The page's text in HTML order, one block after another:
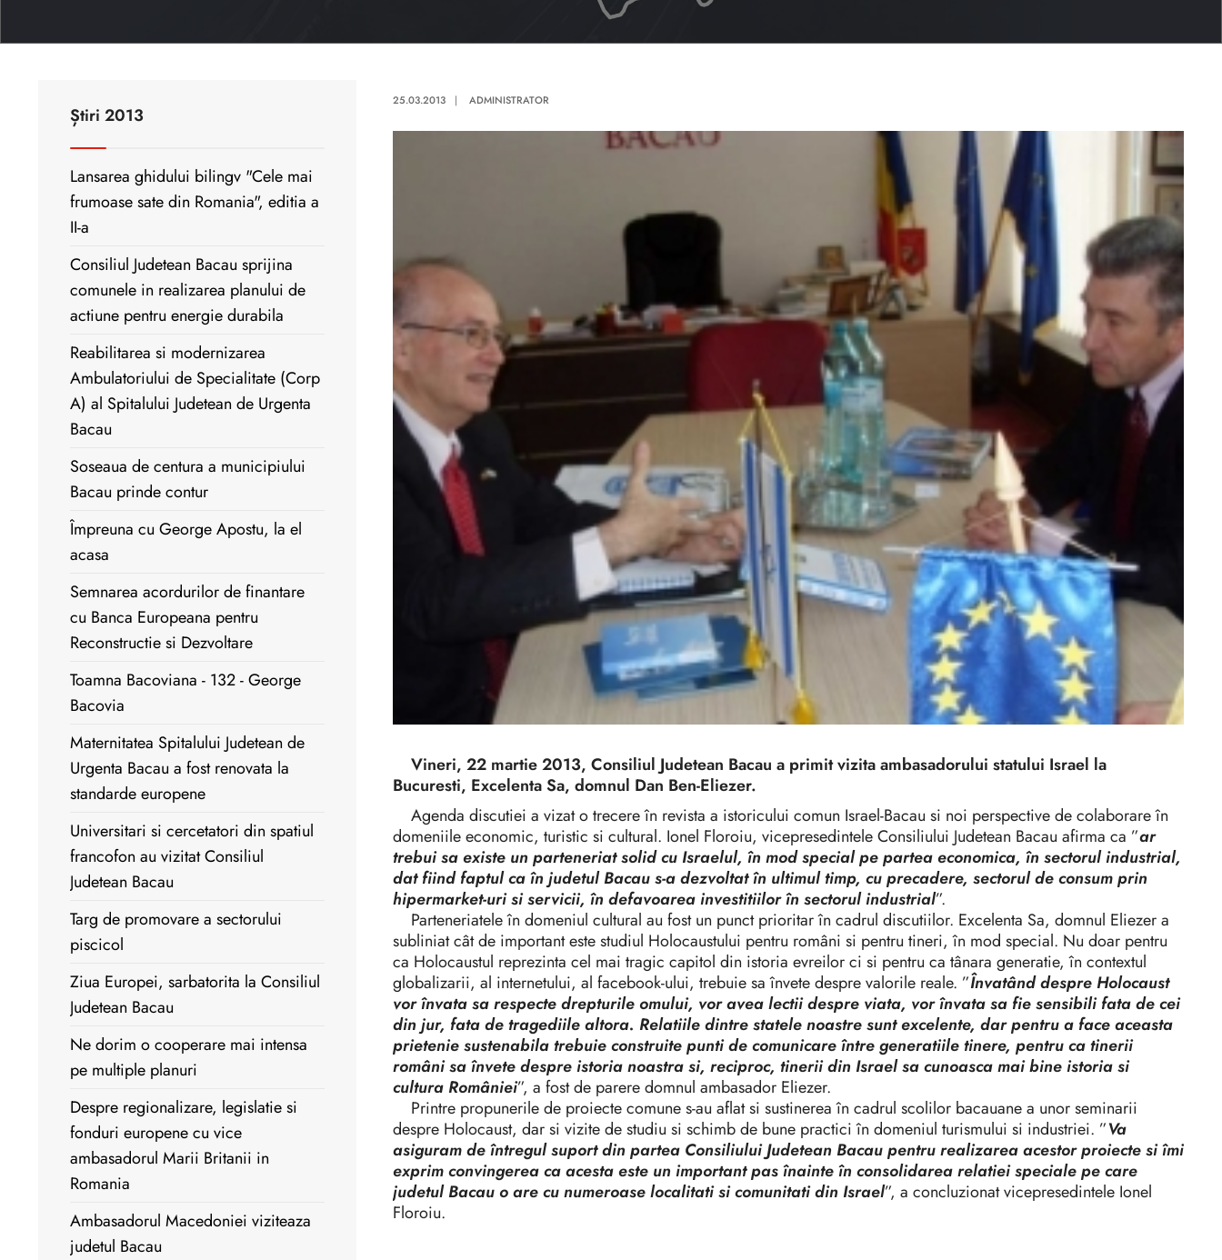
25.03.2013 | ADMINISTRATOR
Vineri, 22 martie 2013, Consiliul Judetean Bacau a primit vizita ambasadorului statului Israel la
Bucuresti, Excelenta Sa, domnul Dan Ben-Eliezer.
Agenda discutiei a vizat o trecere în revista a istoricului comun Israel-Bacau si noi perspective de colaborare în
domeniile economic, turistic si cultural. Ionel Floroiu, vicepresedintele Consiliului Judetean Bacau afirma ca ”ar
trebui sa existe un parteneriat solid cu Israelul, în mod special pe partea economica, în sectorul industrial,
dat fiind faptul ca în judetul Bacau s-a dezvoltat în ultimul timp, cu precadere, sectorul de consum prin
hipermarket-uri si servicii, în defavoarea investitiilor în sectorul industrial”.
Parteneriatele în domeniul cultural au fost un punct prioritar în cadrul discutiilor. Excelenta Sa, domnul Eliezer a
subliniat cât de important este studiul Holocaustului pentru români si pentru tineri, în mod special. Nu doar pentru
ca Holocaustul reprezinta cel mai tragic capitol din istoria evreilor ci si pentru ca tânara generatie, în contextul
globalizarii, al internetului, al facebook-ului, trebuie sa învete despre valorile reale. ”Învatând despre Holocaust
vor învata sa respecte drepturile omului, vor avea lectii despre viata, vor învata sa fie sensibili fata de cei
din jur, fata de tragediile altora. Relatiile dintre statele noastre sunt excelente, dar pentru a face aceasta
prietenie sustenabila trebuie construite punti de comunicare între generatiile tinere, pentru ca tinerii
români sa învete despre istoria noastra si, reciproc, tinerii din Israel sa cunoasca mai bine istoria si
cultura României”, a fost de parere domnul ambasador Eliezer.
Printre propunerile de proiecte comune s-au aflat si sustinerea în cadrul scolilor bacauane a unor seminarii
despre Holocaust, dar si vizite de studiu si schimb de bune practici în domeniul turismului si industriei. ”Va
asiguram de întregul suport din partea Consiliului Judetean Bacau pentru realizarea acestor proiecte si îmi
exprim convingerea ca acesta este un important pas înainte în consolidarea relatiei speciale pe care
judetul Bacau o are cu numeroase localitati si comunitati din Israel”, a concluzionat vicepresedintele Ionel
Floroiu.
Știri 2013
Lansarea ghidului bilingv "Cele mai
frumoase sate din Romania", editia a
II-a
Consiliul Judetean Bacau sprijina
comunele in realizarea planului de
actiune pentru energie durabila
Reabilitarea si modernizarea
Ambulatoriului de Specialitate (Corp
A) al Spitalului Judetean de Urgenta
Bacau
Soseaua de centura a municipiului
Bacau prinde contur
Împreuna cu George Apostu, la el
acasa
Semnarea acordurilor de finantare
cu Banca Europeana pentru
Reconstructie si Dezvoltare
Toamna Bacoviana - 132 - George
Bacovia
Maternitatea Spitalului Judetean de
Urgenta Bacau a fost renovata la
standarde europene
Universitari si cercetatori din spatiul
francofon au vizitat Consiliul
Judetean Bacau
Targ de promovare a sectorului
piscicol
Ziua Europei, sarbatorita la Consiliul
Judetean Bacau
Ne dorim o cooperare mai intensa
pe multiple planuri
Despre regionalizare, legislatie si
fonduri europene cu vice
ambasadorul Marii Britanii in
Romania
Ambasadorul Macedoniei viziteaza
judetul Bacau